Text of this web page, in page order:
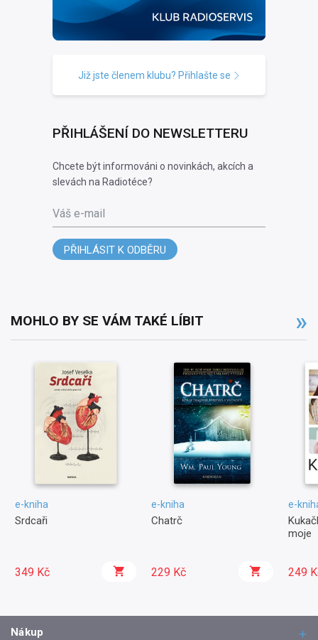
Již jste členem klubu? Přihlašte se
PŘIHLÁŠENÍ DO NEWSLETTERU
Chcete být informováni o novinkách, akcích a
slevách na Radiotéce?
Váš e-mail
PŘIHLÁSIT K ODBĚRU
MOHLO BY SE VÁM TAKÉ LÍBIT
e-kniha
Srdcaři
349 Kč
e-kniha
Chatrč
229 Kč
e-
moje
249
Nákup